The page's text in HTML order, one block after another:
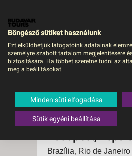
Mindent Rio de
városlátogatás
ejtőzéssel -
szeptember -
Budapest,
Brazília, Rio de Janeiro
Böngésző sütiket használunk
Ezt elküldhetjük látogatóink adatainak
személyre szabott tartalom megjelenítésére
biztosítására. Ha többet szeretne tudni az
meg a beállításokat.
Minden süti elfogadása
Sütik egyéni beállítása